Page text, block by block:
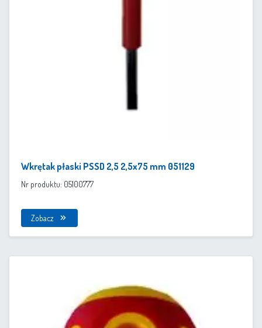
Wkrętak płaski PSSD 2,5 2,5x75 mm 051129
Nr produktu: 05100777
Zobacz